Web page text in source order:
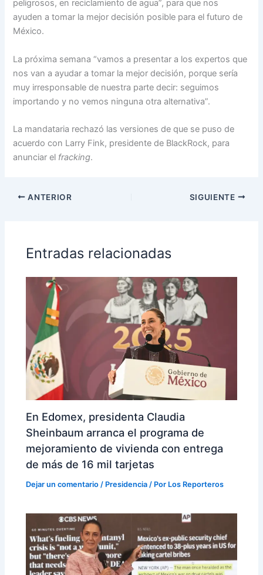
peligrosos, en reciclamiento de agua”, para que nos
ayuden a tomar la mejor decisión posible para el futuro de
México.
La próxima semana “vamos a presentar a los expertos que
nos van a ayudar a tomar la mejor decisión, porque sería
muy irresponsable de nuestra parte decir: seguimos
importando y no vemos ninguna otra alternativa”.
La mandataria rechazó las versiones de que se puso de
acuerdo con Larry Fink, presidente de BlackRock, para
anunciar el fracking.
ANTERIOR SIGUIENTE
Entradas relacionadas
En Edomex, presidenta Claudia
Sheinbaum arranca el programa de
mejoramiento de vivienda con entrega
de más de 16 mil tarjetas
Dejar un comentario / Presidencia / Por Los Reporteros